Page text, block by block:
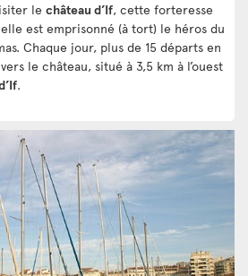
le château d’If, cette forteresse
est emprisonné (à tort) le héros du
Chaque jour, plus de 15 départs en
le château, situé à 3,5 km à l’ouest
.